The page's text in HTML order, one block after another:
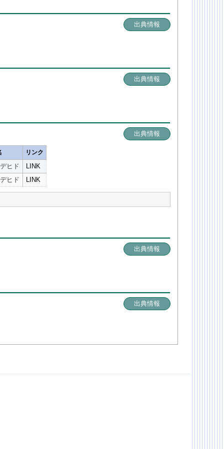
出典情報
出典情報
出典情報
リンク
ヒド
LINK
ヒド LINK
出典情報
出典情報